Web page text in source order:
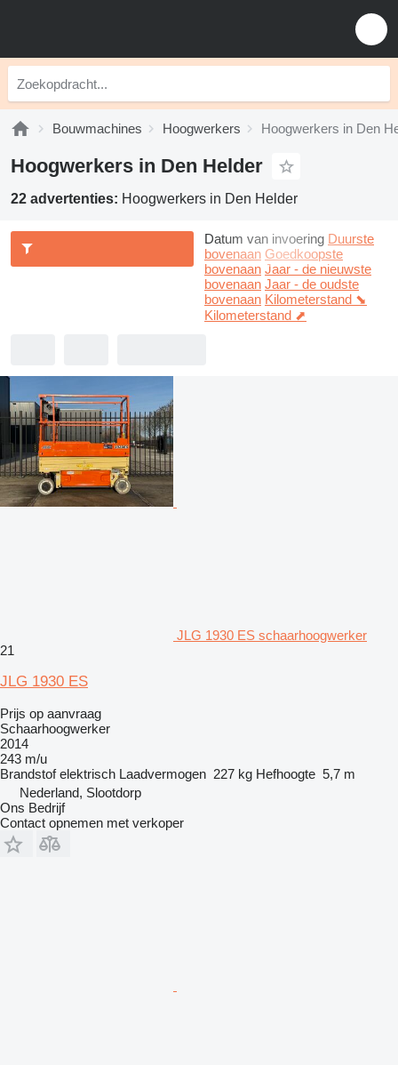
Bouwmachines Hoogwerkers Hoogwerkers in Den
Hoogwerkers in Den Helder
22 advertenties: Hoogwerkers in Den Helder
Datum van invoering Duurste
bovenaan Goedkoopste
bovenaan Jaar - de nieuwste
bovenaan Jaar - de oudste
bovenaan Kilometerstand ⬊
Kilometerstand ⬈
JLG 1930 ES schaarhoogwerker
21
JLG 1930 ES
Prijs op aanvraag
Schaarhoogwerker
2014
243 m/u
Brandstof elektrisch Laadvermogen 227 kg Hefhoogte 5,7 m
Nederland, Slootdorp
Ons Bedrijf
Contact opnemen met verkoper